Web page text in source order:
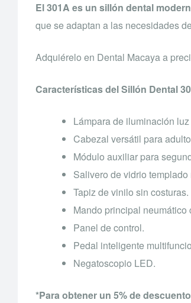
El 301A es un sillón dental
que se adaptan a las necesidades
Adquiérelo en Dental Macaya a
Características del Sillón Dental
Lámpara de iluminación
Cabezal versátil para
Módulo auxiliar para
Salivero de vidrio templado
Tapiz de vinilo sin costuras.
Mando principal
Panel de control.
Pedal inteligente
Negatoscopio LED.
*Para obtener un 5% de